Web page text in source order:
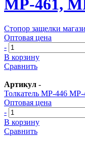
МР-461,
Стопор защелки
Оптовая цена
-
В корзину
Сравнить
Артикул -
Толкатель МР-446 МР-
Оптовая цена
-
В корзину
Сравнить